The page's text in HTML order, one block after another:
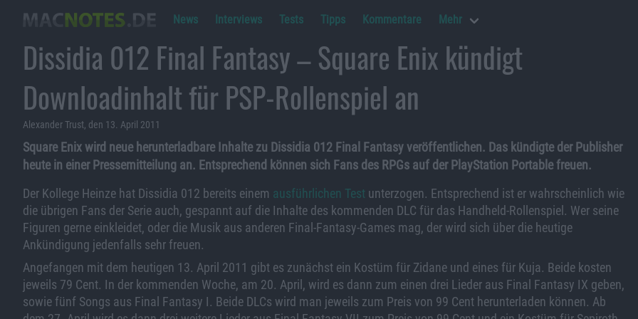
News Interviews Tests Tipps Kommentare Mehr
Dissidia 012 Final Fantasy – Square Enix kündigt
Downloadinhalt für PSP-Rollenspiel an
Alexander Trust, den 13. April 2011
Square Enix wird neue herunterladbare Inhalte zu Dissidia 012 Final Fantasy veröffentlichen. Das kündigte der Publisher
heute in einer Pressemitteilung an. Entsprechend können sich Fans des RPGs auf der PlayStation Portable freuen.
Der Kollege Heinze hat Dissidia 012 bereits einem ausführlichen Test unterzogen. Entsprechend ist er wahrscheinlich wie
die übrigen Fans der Serie auch, gespannt auf die Inhalte des kommenden DLC für das Handheld-Rollenspiel. Wer seine
Figuren gerne einkleidet, oder die Musik aus anderen Final-Fantasy-Games mag, der wird sich über die heutige
Ankündigung jedenfalls sehr freuen.
Angefangen mit dem heutigen 13. April 2011 gibt es zunächst ein Kostüm für Zidane und eines für Kuja. Beide kosten
jeweils 79 Cent. In der kommenden Woche, am 20. April, wird es dann zum einen drei Lieder aus Final Fantasy IX geben,
sowie fünf Songs aus Final Fantasy I. Beide DLCs wird man jeweils zum Preis von 99 Cent herunterladen können. Ab